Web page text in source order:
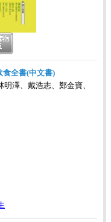
食全書(中文書)
澤、戴浩志、鄭金寶、